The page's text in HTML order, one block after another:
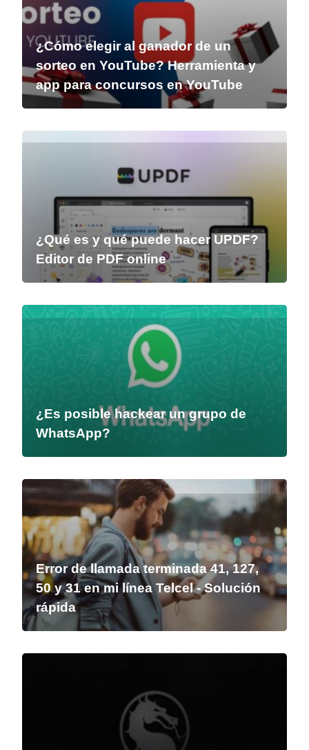
¿Cómo elegir al ganador de un
sorteo en YouTube? Herramienta y
app para concursos en YouTube
¿Qué es y qué puede hacer UPDF?
Editor de PDF online
¿Es posible hackear un grupo de
WhatsApp?
Error de llamada terminada 41, 127,
50 y 31 en mi línea Telcel - Solución
rápida